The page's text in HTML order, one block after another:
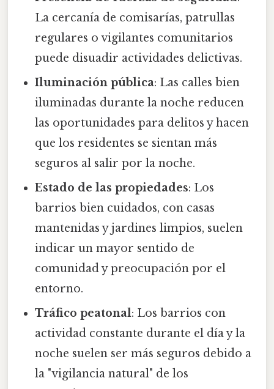
La cercanía de comisarías, patrullas
regulares o vigilantes comunitarios
puede disuadir actividades delictivas.
Iluminación pública: Las calles bien
iluminadas durante la noche reducen
las oportunidades para delitos y hacen
que los residentes se sientan más
seguros al salir por la noche.
Estado de las propiedades: Los
barrios bien cuidados, con casas
mantenidas y jardines limpios, suelen
indicar un mayor sentido de
comunidad y preocupación por el
entorno.
Tráfico peatonal: Los barrios con
actividad constante durante el día y la
noche suelen ser más seguros debido a
la "vigilancia natural" de los